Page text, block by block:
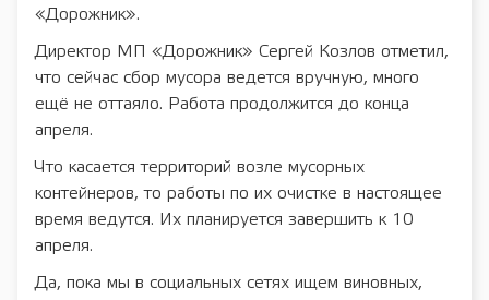
«Дорожник».
Директор МП «Дорожник» Сергей Козлов отметил,
что сейчас сбор мусора ведется вручную, много
ещё не оттаяло. Работа продолжится до конца
апреля.
Что касается территорий возле мусорных
контейнеров, то работы по их очистке в настоящее
время ведутся. Их планируется завершить к 10
апреля.
Да, пока мы в социальных сетях ищем виновных,